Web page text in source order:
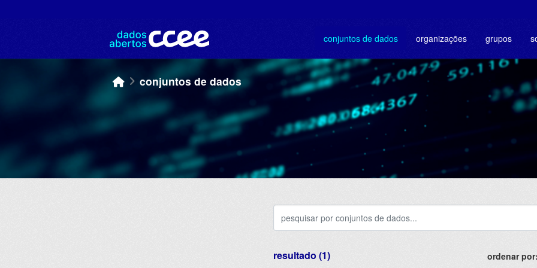
conjuntos de dados organizações grupos
conjuntos de dados
ordenar por
resultado (1)